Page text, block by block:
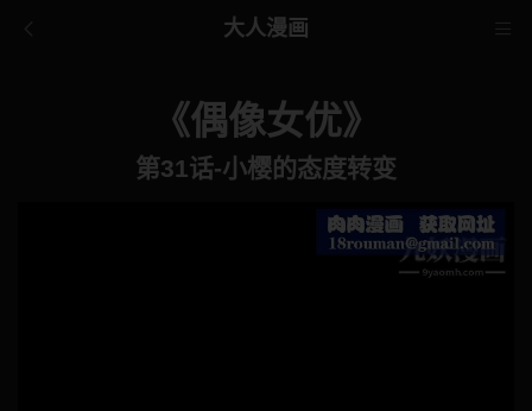
大人漫画
《偶像女优》
第31话-小樱的态度转变